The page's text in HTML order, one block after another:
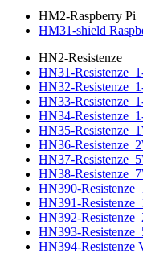
HM2-Raspberry Pi
HM31-shield
HN2-Resistenze
HN31-
HN32-
HN33-
HN34-
HN35-
HN36-
HN37-
HN38-
HN390-
HN391-
HN392-
HN393-
HN394-Resistenze